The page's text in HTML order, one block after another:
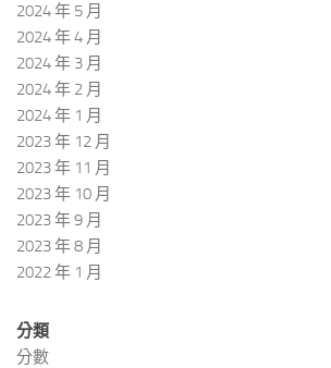
2024 年 5 月
2024 年 4 月
2024 年 3 月
2024 年 2 月
2024 年 1 月
2023 年 12 月
2023 年 11 月
2023 年 10 月
2023 年 9 月
2023 年 8 月
2022 年 1 月
分類
分數